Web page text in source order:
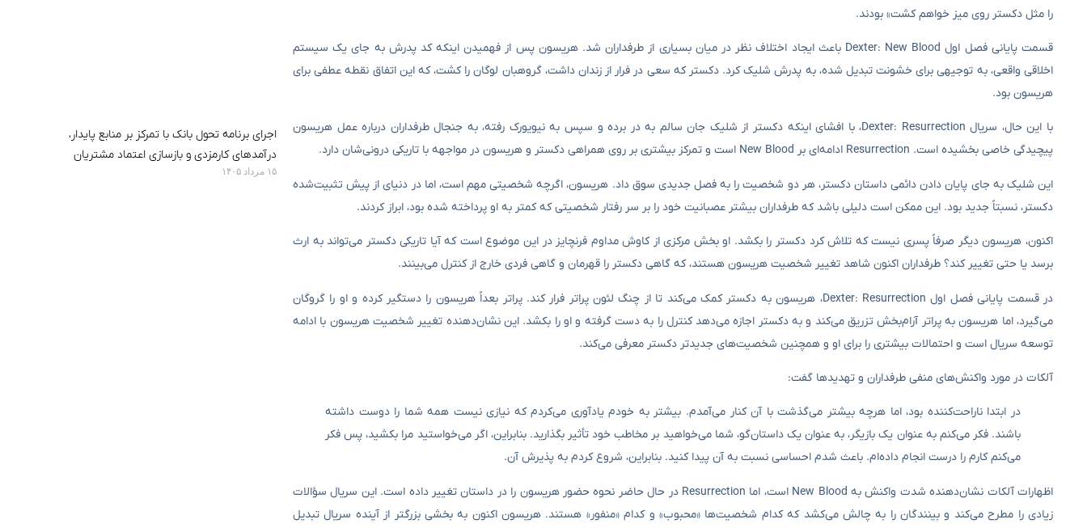
را مثل دکستر روی میز خواهم کشت» بودند.
قسمت پایانی فصل اول Dexter: New Blood باعث ایجاد اختلاف نظر در میان بسیاری از طرفداران شد. هریسون پس از فهمیدن اینکه کد پدرش به جای یک سیستم
اخلاقی واقعی، به توجیهی برای خشونت تبدیل شده، به پدرش شلیک کرد. دکستر که سعی در فرار از زندان داشت، گروهبان لوگان را کشت، که این اتفاق نقطه عطفی برای
هریسون بود.
با این حال، سریال Dexter: Resurrection، با افشای اینکه دکستر از شلیک جان سالم به در برده و سپس به نیویورک رفته، به جنجال طرفداران درباره عمل هریسون
پیچیدگی خاصی بخشیده است. Resurrection ادامه‌ای بر New Blood است و تمرکز بیشتری بر روی همراهی دکستر و هریسون در مواجهه با تاریکی درونی‌شان دارد.
این شلیک به جای پایان دادن دائمی داستان دکستر، هر دو شخصیت را به فصل جدیدی سوق داد. هریسون، اگرچه شخصیتی مهم است، اما در دنیای از پیش تثبیت‌شده
دکستر، نسبتاً جدید بود. این ممکن است دلیلی باشد که طرفداران بیشتر عصبانیت خود را بر سر رفتار شخصیتی که کمتر به او پرداخته شده بود، ابراز کردند.
اکنون، هریسون دیگر صرفاً پسری نیست که تلاش کرد دکستر را بکشد. او بخش مرکزی از کاوش مداوم فرنچایز در این موضوع است که آیا تاریکی دکستر می‌تواند به ارث
برسد یا حتی تغییر کند؟ طرفداران اکنون شاهد تغییر شخصیت هریسون هستند، که گاهی دکستر را قهرمان و گاهی فردی خارج از کنترل می‌بینند.
در قسمت پایانی فصل اول Dexter: Resurrection، هریسون به دکستر کمک می‌کند تا از چنگ لئون پراتر فرار کند. پراتر بعداً هریسون را دستگیر کرده و او را گروگان
می‌گیرد، اما هریسون به پراتر آرام‌بخش تزریق می‌کند و به دکستر اجازه می‌دهد کنترل را به دست گرفته و او را بکشد. این نشان‌دهنده تغییر شخصیت هریسون با ادامه
توسعه سریال است و احتمالات بیشتری را برای او و همچنین شخصیت‌های جدیدتر دکستر معرفی می‌کند.
آلکات در مورد واکنش‌های منفی طرفداران و تهدیدها گفت:
در ابتدا ناراحت‌کننده بود، اما هرچه بیشتر می‌گذشت با آن کنار می‌آمدم. بیشتر به خودم یادآوری می‌کردم که نیازی نیست همه شما را دوست داشته
باشند. فکر می‌کنم به عنوان یک بازیگر، به عنوان یک داستان‌گو، شما می‌خواهید بر مخاطب خود تأثیر بگذارید. بنابراین، اگر می‌خواستید مرا بکشید، پس فکر
می‌کنم کارم را درست انجام داده‌ام. باعث شدم احساسی نسبت به آن پیدا کنید. بنابراین، شروع کردم به پذیرش آن.
اظهارات آلکات نشان‌دهنده شدت واکنش به New Blood است، اما Resurrection در حال حاضر نحوه حضور هریسون را در داستان تغییر داده است. این سریال سؤالات
زیادی را مطرح می‌کند و بینندگان را به چالش می‌کشد که کدام شخصیت‌ها «محبوب» و کدام «منفور» هستند. هریسون اکنون به بخشی بزرگتر از آینده سریال تبدیل
اجرای برنامه تحول بانک با تمرکز بر منابع پایدار،
درآمدهای کارمزدی و بازسازی اعتماد مشتریان
۱۵ مرداد ۱۴۰۵